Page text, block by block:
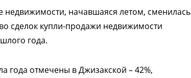
недвижимости, начавшаяся летом, сменилась
сделок купли-продажи недвижимости
года.
года отмечены в Джизакской – 42%,